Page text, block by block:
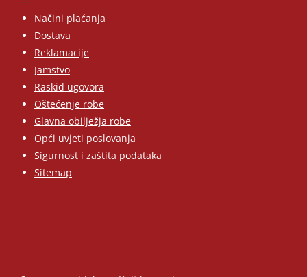
Načini plaćanja
Dostava
Reklamacije
Jamstvo
Raskid ugovora
Oštećenje robe
Glavna obilježja robe
Opći uvjeti poslovanja
Sigurnost i zaštita podataka
Sitemap